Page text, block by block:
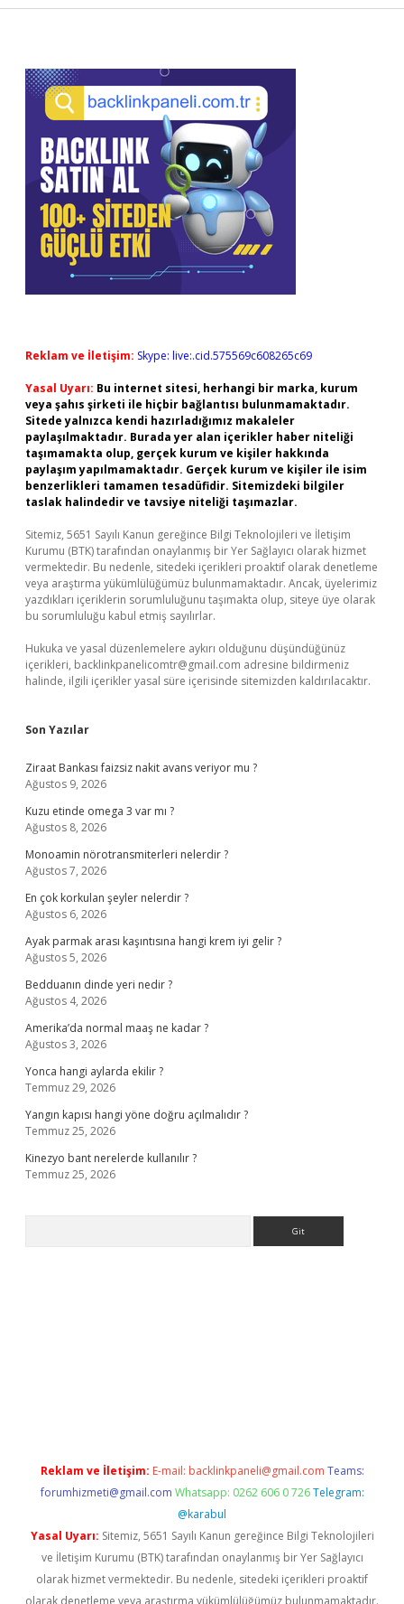
Sidebar
Reklam ve İletişim: Skype: live:.cid.575569c608265c69
Yasal Uyarı: Bu internet sitesi, herhangi bir marka, kurum
veya şahıs şirketi ile hiçbir bağlantısı bulunmamaktadır.
Sitede yalnızca kendi hazırladığımız makaleler
paylaşılmaktadır. Burada yer alan içerikler haber niteliği
taşımamakta olup, gerçek kurum ve kişiler hakkında
paylaşım yapılmamaktadır. Gerçek kurum ve kişiler ile isim
benzerlikleri tamamen tesadüfidir. Sitemizdeki bilgiler
taslak halindedir ve tavsiye niteliği taşımazlar.
Sitemiz, 5651 Sayılı Kanun gereğince Bilgi Teknolojileri ve İletişim
Kurumu (BTK) tarafından onaylanmış bir Yer Sağlayıcı olarak hizmet
vermektedir. Bu nedenle, sitedeki içerikleri proaktif olarak denetleme
veya araştırma yükümlülüğümüz bulunmamaktadır. Ancak, üyelerimiz
yazdıkları içeriklerin sorumluluğunu taşımakta olup, siteye üye olarak
bu sorumluluğu kabul etmiş sayılırlar.
Hukuka ve yasal düzenlemelere aykırı olduğunu düşündüğünüz
içerikleri, backlinkpanelicomtr@gmail.com adresine bildirmeniz
halinde, ilgili içerikler yasal süre içerisinde sitemizden kaldırılacaktır.
Son Yazılar
Ziraat Bankası faizsiz nakit avans veriyor mu ?
Ağustos 9, 2026
Kuzu etinde omega 3 var mı ?
Ağustos 8, 2026
Monoamin nörotransmiterleri nelerdir ?
Ağustos 7, 2026
En çok korkulan şeyler nelerdir ?
Ağustos 6, 2026
Ayak parmak arası kaşıntısına hangi krem iyi gelir ?
Ağustos 5, 2026
Bedduanın dinde yeri nedir ?
Ağustos 4, 2026
Amerika’da normal maaş ne kadar ?
Ağustos 3, 2026
Yonca hangi aylarda ekilir ?
Temmuz 29, 2026
Yangın kapısı hangi yöne doğru açılmalıdır ?
Temmuz 25, 2026
Kinezyo bant nerelerde kullanılır ?
Temmuz 25, 2026
Reklam ve İletişim: E-mail: backlinkpaneli@gmail.com Teams:
forumhizmeti@gmail.com Whatsapp: 0262 606 0 726 Telegram:
@karabul
Yasal Uyarı: Sitemiz, 5651 Sayılı Kanun gereğince Bilgi Teknolojileri
ve İletişim Kurumu (BTK) tarafından onaylanmış bir Yer Sağlayıcı
olarak hizmet vermektedir. Bu nedenle, sitedeki içerikleri proaktif
olarak denetleme veya araştırma yükümlülüğümüz bulunmamaktadır.